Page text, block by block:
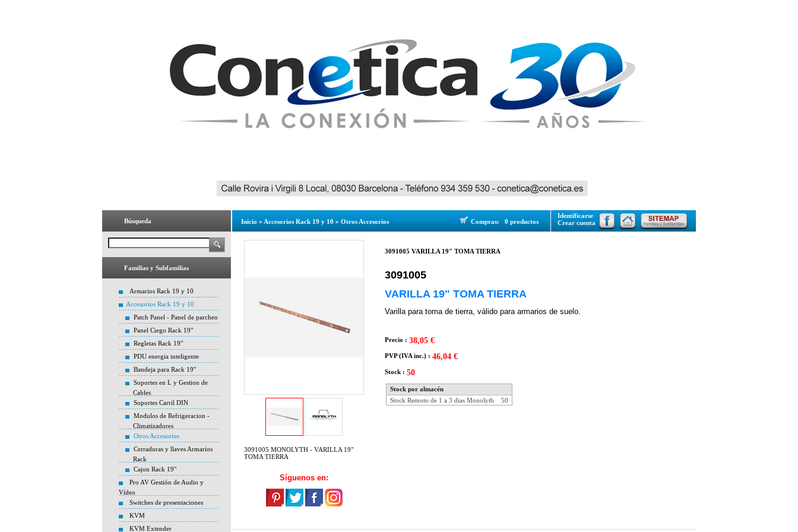
Búsqueda
Familias y Subfamilias
Armarios Rack 19 y 10
Accesorios Rack 19 y 10
Patch Panel - Panel de parcheo
Panel Ciego Rack 19"
Regletas Rack 19"
PDU energia inteligente
Bandeja para Rack 19"
Soportes en L y Gestion de
Cables
Soportes Carril DIN
Modulos de Refrigeracion -
Climatizadores
Otros Accesorios
Cerraduras y llaves Armarios
Rack
Cajon Rack 19"
Pro AV Gestión de Audio y
Vídeo
Switches de presentaciones
KVM
KVM Extender
Inicio » Accesorios Rack 19 y 10 » Otros Accesorios Compras: 0 productos
Identificarse
Crear cuenta
3091005 MONOLYTH - VARILLA 19"
TOMA TIERRA
Síguenos en:
3091005 VARILLA 19" TOMA TIERRA
3091005
VARILLA 19" TOMA TIERRA
Varilla para toma de tierra, válido para armarios de suelo.
Precio : 38,05 €
PVP (IVA inc.) : 46,04 €
Stock : 50
Stock por almacén
Stock Remoto de 1 a 3 dias Monolyth
50